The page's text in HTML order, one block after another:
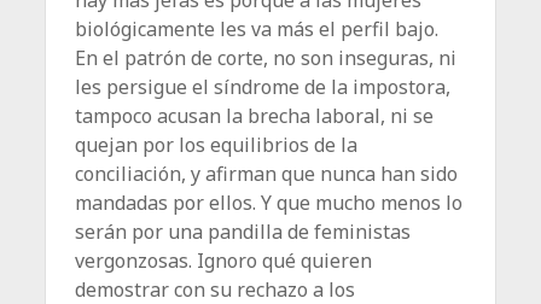
biológicamente les va más el perfil bajo.
En el patrón de corte, no son inseguras, ni
les persigue el síndrome de la impostora,
tampoco acusan la brecha laboral, ni se
quejan por los equilibrios de la
conciliación, y afirman que nunca han sido
mandadas por ellos. Y que ­mucho menos lo
serán por una pandilla de feministas
vergonzosas. Ignoro qué quieren
demostrar con su rechazo a los